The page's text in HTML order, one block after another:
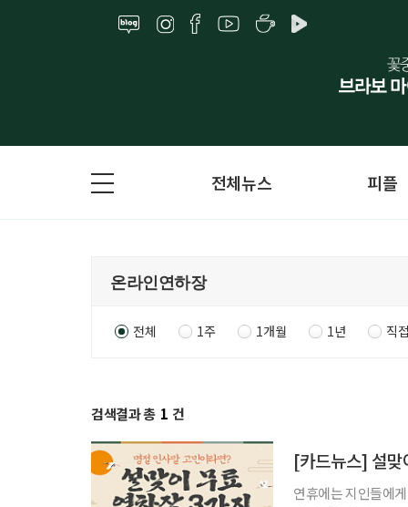
전체뉴스 피플
전체 1주 1개월 1년 직
검색결과 총 1 건
[카드뉴스] 설맞
연휴에는 지인들에